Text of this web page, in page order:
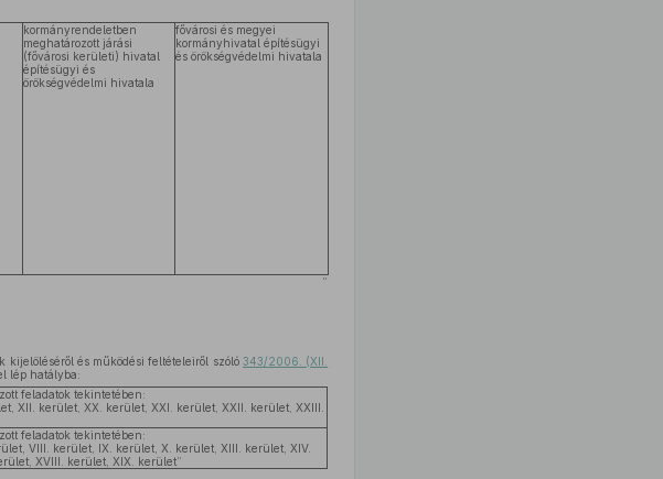
kormányrendeletben
meghatározott járási
(fővárosi kerületi) hivatal
építésügyi és
örökségvédelmi hivatala
fővárosi és megyei
kormányhivatal építésügyi
és örökségvédelmi hivatala
”
kijelöléséről és működési feltételeiről szóló 343/2006. (XII.
lép hatályba:
feladatok tekintetében:
XII. kerület, XX. kerület, XXI. kerület, XXII. kerület, XXIII.
feladatok tekintetében:
VIII. kerület, IX. kerület, X. kerület, XIII. kerület, XIV.
XVIII. kerület, XIX. kerület”